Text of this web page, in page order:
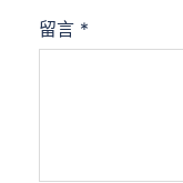
留言 *